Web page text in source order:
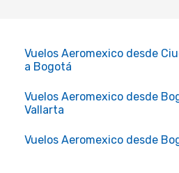
Vuelos Aeromexico desde
a Bogotá
Vuelos Aeromexico desde
Vallarta
Vuelos Aeromexico desde